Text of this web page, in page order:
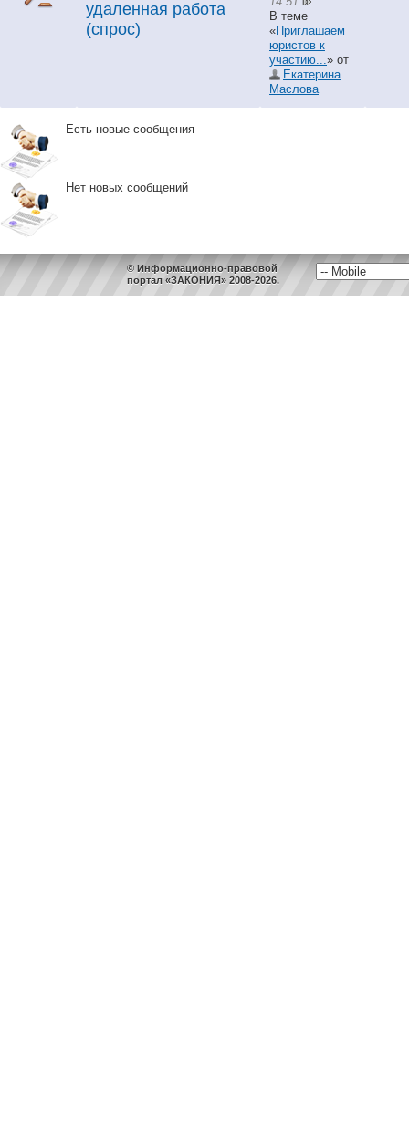
удаленная работа
(спрос)
В теме
«Приглашаем
юристов к
участию... » от
Екатерина
Маслова
Есть новые сообщения
Нет новых сообщений
© Информационно-правовой
портал «ЗАКОНИЯ» 2008-2026.